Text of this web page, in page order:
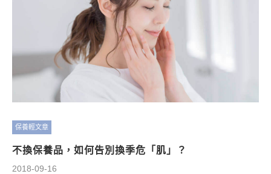
保養輕文章
不換保養品，如何告別換季危「肌」？
2018-09-16